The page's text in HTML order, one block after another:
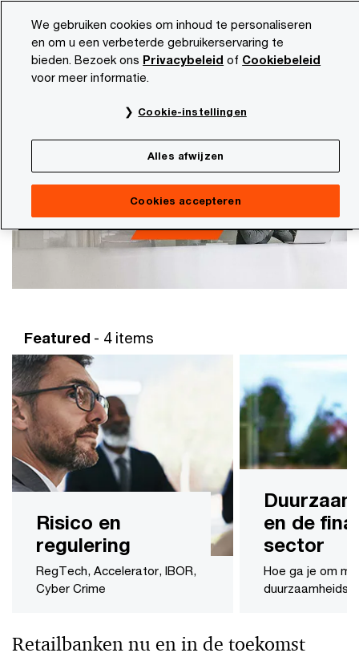
content
footer
PwC NL Marktsectoren Future of Banking
Toekomst bankenlandschap
Future of Banking
Featured - 4 items
Risico en
regulering
RegTech, Accelerator, IBOR,
Cyber Crime
en de
sector
Hoe ga je om
Retailbanken nu en in de toekomst
We gebruiken cookies om inhoud te personaliseren
en om u een verbeterde gebruikerservaring te
bieden. Bezoek ons Privacybeleid of Cookiebeleid
voor meer informatie.
Cookie-instellingen
Alles afwijzen
Cookies accepteren